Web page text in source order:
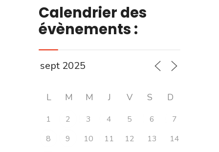
Calendrier des
évènements :
L M M J V S D
1 2 3 4 5 6
7
8
9 10 11 12 13
14